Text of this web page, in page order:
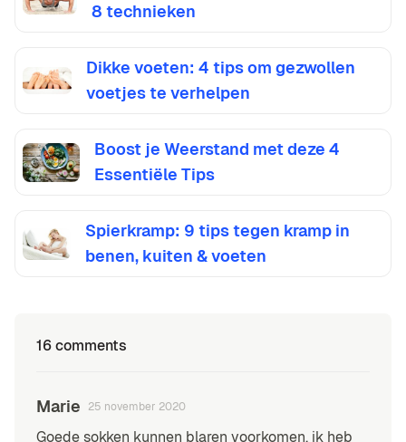
8 technieken
Dikke voeten: 4 tips om gezwollen
voetjes te verhelpen
Boost je Weerstand met deze 4
Essentiële Tips
Spierkramp: 9 tips tegen kramp in
benen, kuiten & voeten
16 comments
Marie 25 november 2020
Goede sokken kunnen blaren voorkomen, ik heb